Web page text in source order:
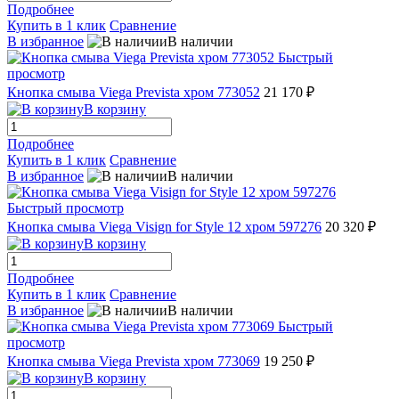
Подробнее
Купить в 1 клик Сравнение
В избранное
В наличии
Быстрый
просмотр
Кнопка смыва Viega Prevista хром 773052 21 170 ₽
В корзину
Подробнее
Купить в 1 клик Сравнение
В избранное
В наличии
Быстрый просмотр
Кнопка смыва Viega Visign for Style 12 хром 597276 20 320 ₽
В корзину
Подробнее
Купить в 1 клик Сравнение
В избранное
В наличии
Быстрый
просмотр
Кнопка смыва Viega Prevista хром 773069 19 250 ₽
В корзину